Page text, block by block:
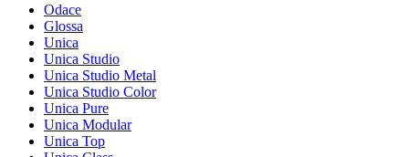
Odace
Glossa
Unica
Unica Studio
Unica Studio Metal
Unica Studio Color
Unica Pure
Unica Modular
Unica Top